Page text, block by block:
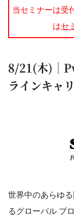
当セミナーは受
はセ
8/21(木)｜
ラインキャ
世界中のあらゆ
るグローバル プ